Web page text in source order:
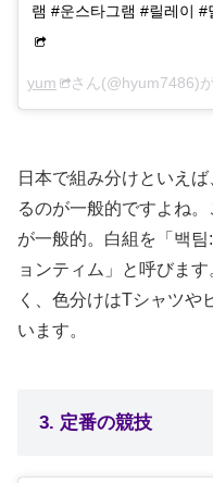
램 #운스타그램 #릴레이
yum さん(@hyum7486)
日本で組み分けといえ
るのが一般的ですよね
が一般的。白組を「백
ョンティム」と呼びま
く、色分けはTシャツや
います。
3. 定番の競技